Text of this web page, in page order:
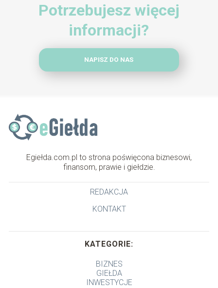
Potrzebujesz więcej
informacji?
NAPISZ DO NAS
Egiełda.com.pl to strona poświęcona biznesowi,
finansom, prawie i giełdzie.
REDAKCJA
KONTAKT
KATEGORIE:
BIZNES
GIEŁDA
INWESTYCJE